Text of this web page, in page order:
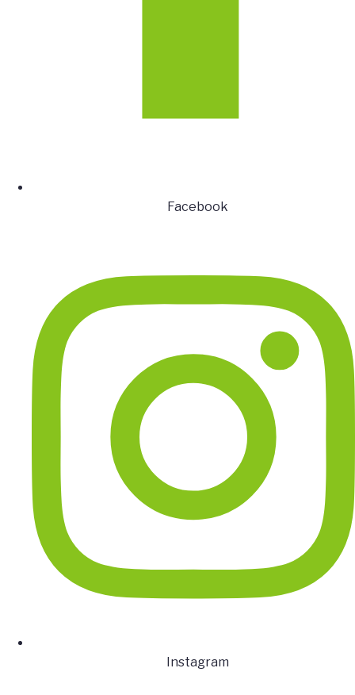
Facebook
Instagram